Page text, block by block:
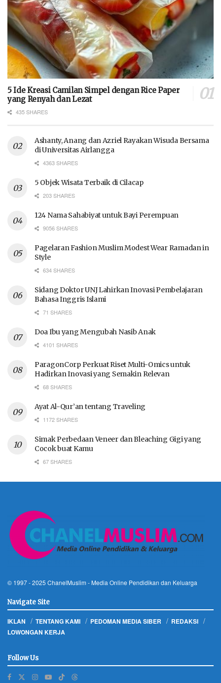
5 Ide Kreasi Camilan Simpel dengan Rice Paper
yang Renyah dan Lezat
435 SHARES
Ashanty, Anang dan Azriel Rayakan Wisuda Bersama
di Universitas Airlangga
4363 SHARES
5 Objek Wisata Terbaik di Cilacap
203 SHARES
124 Nama Sahabiyat untuk Bayi Perempuan
9056 SHARES
Pagelaran Fashion Muslim Modest Wear Ramadan in
Style
634 SHARES
Sidang Doktor UNJ Lahirkan Inovasi Pembelajaran
Bahasa Inggris Islami
71 SHARES
Doa Ibu yang Mengubah Nasib Anak
4101 SHARES
ParagonCorp Perkuat Riset Multi-Omics untuk
Hadirkan Inovasi yang Semakin Relevan
68 SHARES
Ayat Al-Qur’an tentang Traveling
1172 SHARES
Simak Perbedaan Veneer dan Bleaching Gigi yang
Cocok buat Kamu
67 SHARES
© 1997 - 2025 ChanelMuslim - Media Online Pendidikan dan Keluarga
Navigate Site
IKLAN TENTANG KAMI PEDOMAN MEDIA SIBER
REDAKSI
LOWONGAN KERJA
Follow Us